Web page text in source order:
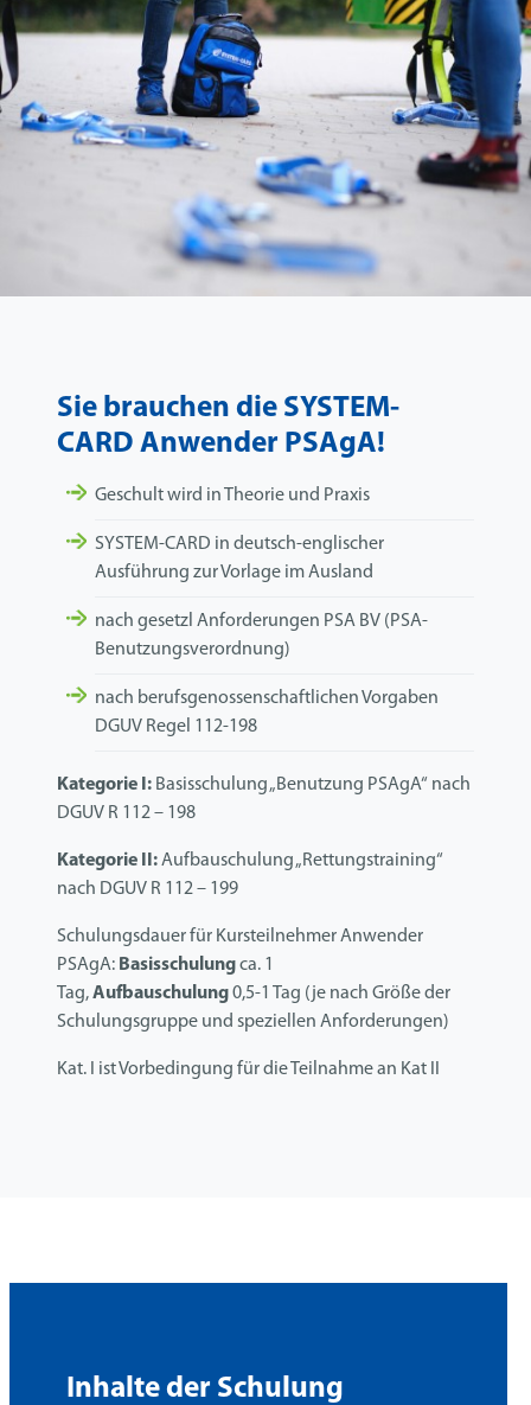
Sie brauchen die SYSTEM-
CARD Anwender PSAgA!
Geschult wird in Theorie und Praxis
SYSTEM-CARD in deutsch-englischer
Ausführung zur Vorlage im Ausland
nach gesetzl Anforderungen PSA BV (PSA-
Benutzungsverordnung)
nach berufsgenossenschaftlichen Vorgaben
DGUV Regel 112-198
Kategorie I: Basisschulung „Benutzung PSAgA“ nach
DGUV R 112 – 198
Kategorie II:Aufbauschulung „Rettungstraining“
nach DGUV R 112 – 199
Schulungsdauer für Kursteilnehmer Anwender
PSAgA: Basisschulungca. 1
Tag,Aufbauschulung0,5-1 Tag (je nach Größe der
Schulungsgruppe und speziellen Anforderungen)
Kat. I ist Vorbedingung für die Teilnahme an Kat II
Inhalte der Schulung